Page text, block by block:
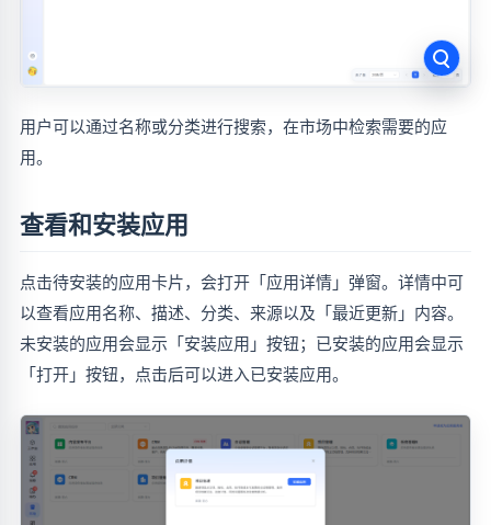
用户可以通过名称或分类进行搜索，在市场中检索需要的应
用。
查看和安装应用
点击待安装的应用卡片，会打开「应用详情」弹窗。详情中可
以查看应用名称、描述、分类、来源以及「最近更新」内容。
未安装的应用会显示「安装应用」按钮；已安装的应用会显示
「打开」按钮，点击后可以进入已安装应用。